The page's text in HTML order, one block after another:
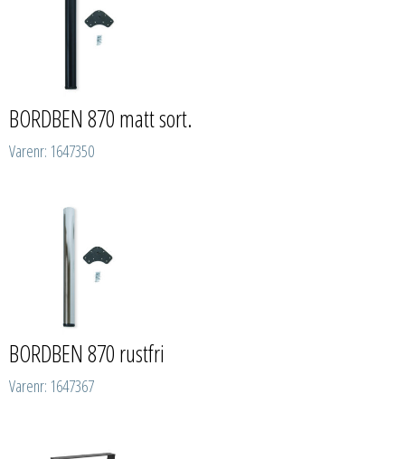
BORDBEN 870 matt sort.
Varenr: 1647350
BORDBEN 870 rustfri
Varenr: 1647367